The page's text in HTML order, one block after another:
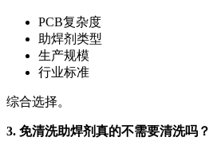
PCB复杂度
助焊剂类型
生产规模
行业标准
综合选择。
3. 免清洗助焊剂真的不需要清洗吗？